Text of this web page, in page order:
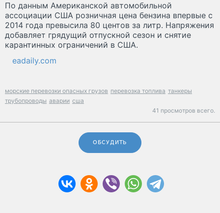
По данным Американской автомобильной
ассоциации США розничная цена бензина впервые с
2014 года превысила 80 центов за литр. Напряжения
добавляет грядущий отпускной сезон и снятие
карантинных ограничений в США.
eadaily.com
морские перевозки опасных грузов перевозка топлива танкеры
трубопроводы аварии сша
41 просмотров всего.
ОБСУДИТЬ